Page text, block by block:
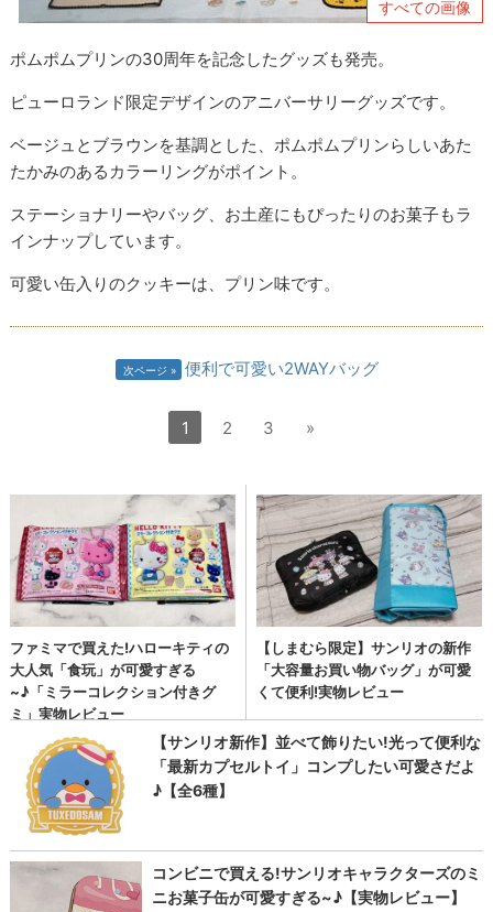
すべての画像
ポムポムプリンの30周年を記念したグッズも発売。
ピューロランド限定デザインのアニバーサリーグッズです。
ベージュとブラウンを基調とした、ポムポムプリンらしいあた
たかみのあるカラーリングがポイント。
ステーショナリーやバッグ、お土産にもぴったりのお菓子もラ
インナップしています。
可愛い缶入りのクッキーは、プリン味です。
次ページ 便利で可愛い2WAYバッグ
1 2 3 »